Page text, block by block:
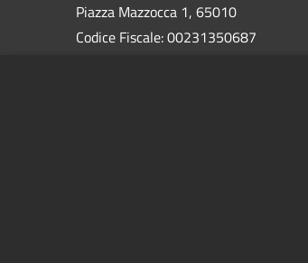
Piazza Mazzocca 1, 65010
Codice Fiscale: 00231350687